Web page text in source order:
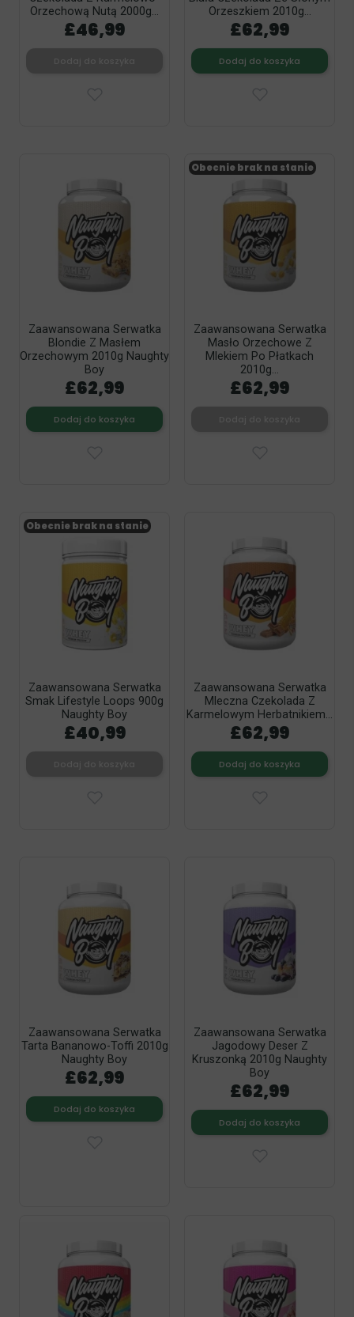
Orzechową Nutą 2000g...
£46,99
Orzeszkiem 2010g...
£62,99
Dodaj do koszyka
Zaawansowana Serwatka
Blondie Z Masłem
Orzechowym 2010g Naughty
Boy
£62,99
Dodaj do koszyka
Zaawansowana Serwatka
Masło Orzechowe Z
Mlekiem Po Płatkach
2010g...
£62,99
Obecnie brak na stanie
Zaawansowana Serwatka
Smak Lifestyle Loops 900g
Naughty Boy
£40,99
Obecnie brak na stanie
Zaawansowana Serwatka
Mleczna Czekolada Z
Karmelowym Herbatnikiem...
£62,99
Dodaj do koszyka
Zaawansowana Serwatka
Tarta Bananowo-Toffi 2010g
Naughty Boy
£62,99
Dodaj do koszyka
Zaawansowana Serwatka
Jagodowy Deser Z
Kruszonką 2010g Naughty
Boy
£62,99
Dodaj do koszyka